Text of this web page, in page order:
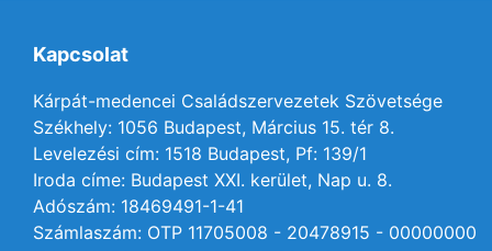
Kapcsolat
Kárpát-medencei Családszervezetek Szövetsége
Székhely: 1056 Budapest, Március 15. tér 8.
Levelezési cím: 1518 Budapest, Pf: 139/1
Iroda címe: Budapest XXI. kerület, Nap u. 8.
Adószám: 18469491-1-41
Számlaszám: OTP 11705008 - 20478915 - 00000000